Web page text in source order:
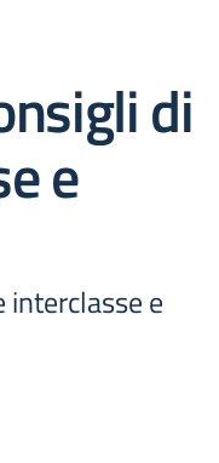
di
e
interclasse e